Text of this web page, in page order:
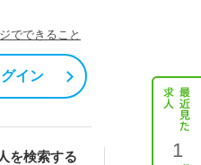
でできること
グイン
を検索する 1